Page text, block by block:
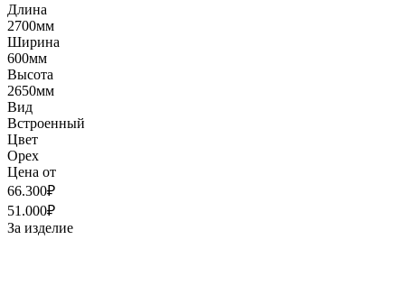
Длина
2700мм
Ширина
600мм
Высота
2650мм
Вид
Встроенный
Цвет
Орех
Цена от
66.300₽
51.000₽
За изделие